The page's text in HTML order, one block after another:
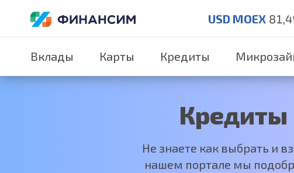
USD MOEX
Вклады Карты Кредиты
Не знаете как выбрать и
нашем портале мы